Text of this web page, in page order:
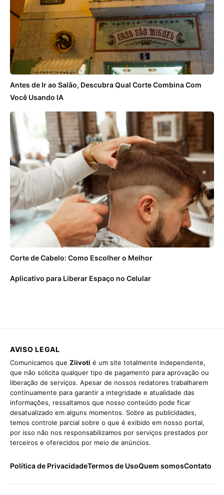
Antes de Ir ao Salão, Descubra Qual Corte Combina Com
Você Usando IA
Corte de Cabelo: Como Escolher o Melhor
Aplicativo para Liberar Espaço no Celular
AVISO LEGAL
Comunicamos que Ziivoti é um site totalmente independente,
que não solicita qualquer tipo de pagamento para aprovação ou
liberação de serviços. Apesar de nossos redatores trabalharem
continuamente para garantir a integridade e atualidade das
informações, ressaltamos que nosso conteúdo pode ficar
desatualizado em alguns momentos. Sobre as publicidades,
temos controle parcial sobre o que é exibido em nosso portal,
por isso não nos responsabilizamos por serviços prestados por
terceiros e oferecidos por meio de anúncios.
Política de PrivacidadeTermos de UsoQuem somosContato